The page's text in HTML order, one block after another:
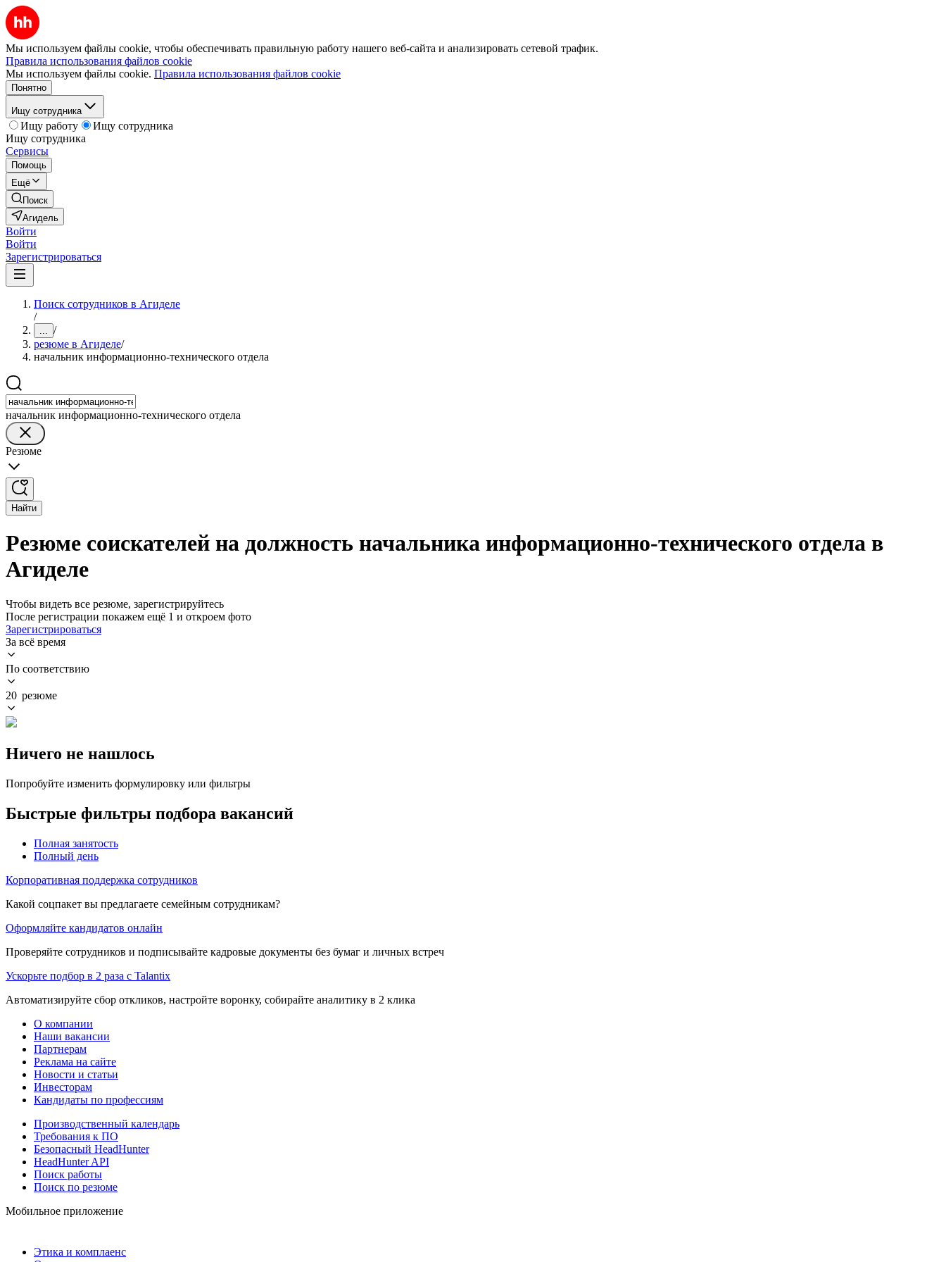
Мы используем файлы cookie, чтобы обеспечивать правильную работу нашего веб-сайта и анализировать сетевой трафик.
Правила использования файлов cookie
Мы используем файлы cookie. Правила использования файлов cookie
Понятно
Ищу сотрудника
Ищу работу
Ищу сотрудника
Ищу сотрудника
Сервисы
Помощь
Ещё
Поиск
Агидель
Войти
Войти
Зарегистрироваться
Поиск сотрудников в Агиделе
/
... /
резюме в Агиделе/
начальник информационно-технического отдела
начальник информационно-технического отдела
Резюме
Найти
Резюме соискателей на должность начальника информационно-технического отдела в
Агиделе
Чтобы видеть все резюме, зарегистрируйтесь
После регистрации покажем ещё 1 и откроем фото
Зарегистрироваться
За всё время
По соответствию
20 резюме
Ничего не нашлось
Попробуйте изменить формулировку или фильтры
Быстрые фильтры подбора вакансий
Полная занятость
Полный день
Корпоративная поддержка сотрудников
Какой соцпакет вы предлагаете семейным сотрудникам?
Оформляйте кандидатов онлайн
Проверяйте сотрудников и подписывайте кадровые документы без бумаг и личных встреч
Ускорьте подбор в 2 раза с Talantix
Автоматизируйте сбор откликов, настройте воронку, собирайте аналитику в 2 клика
О компании
Наши вакансии
Партнерам
Реклама на сайте
Новости и статьи
Инвесторам
Кандидаты по профессиям
Производственный календарь
Требования к ПО
Безопасный HeadHunter
HeadHunter API
Поиск работы
Поиск по резюме
Мобильное приложение
Этика и комплаенс